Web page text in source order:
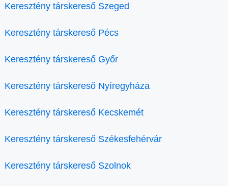
Keresztény társkereső Szeged
Keresztény társkereső Pécs
Keresztény társkereső Győr
Keresztény társkereső Nyíregyháza
Keresztény társkereső Kecskemét
Keresztény társkereső Székesfehérvár
Keresztény társkereső Szolnok